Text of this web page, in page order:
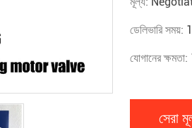
ডেলিভারি সময়:
যোগানের ক্ষমতা:
সেরা